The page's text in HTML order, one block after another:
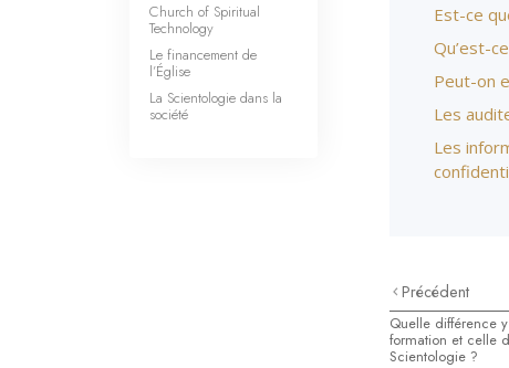
Est-ce
Qu’est-
Peut-on
Les
Les
Précédent
Quelle différence
formation et celle
Scientologie ?
Church of Spiritual
Technology
Le financement de
l’Église
La Scientologie dans la
société